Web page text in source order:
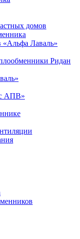
домов
Лаваль»
Ридан
АПВ»